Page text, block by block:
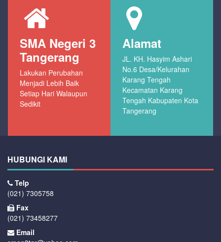
SMA Negeri 3
Tangerang
Lakukan Perubahan
Menjadi Lebih Baik
Setiap Hari Walaupun
Sedikit
Alamat
JL. KH. Hasyim Ashari
No.6 Desa/Kelurahan
Karang Tengah
Kecamatan Karang
Tengah Kabupaten Kota
Tangerang
HUBUNGI KAMI
Telp
(021) 7305758
Fax
(021) 73458277
Email